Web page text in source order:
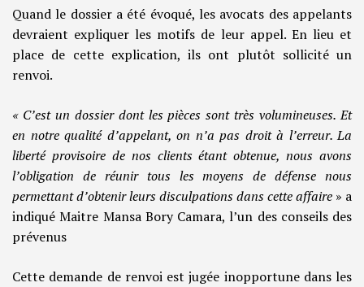
Quand le dossier a été évoqué, les avocats des appelants
devraient expliquer les motifs de leur appel. En lieu et
place de cette explication, ils ont plutôt sollicité un
renvoi.
« C’est un dossier dont les pièces sont très volumineuses. Et
en notre qualité d’appelant, on n’a pas droit à l’erreur. La
liberté provisoire de nos clients étant obtenue, nous avons
l’obligation de réunir tous les moyens de défense nous
permettant d’obtenir leurs disculpations dans cette affaire » a
indiqué Maitre Mansa Bory Camara, l’un des conseils des
prévenus
Cette demande de renvoi est jugée inopportune dans les